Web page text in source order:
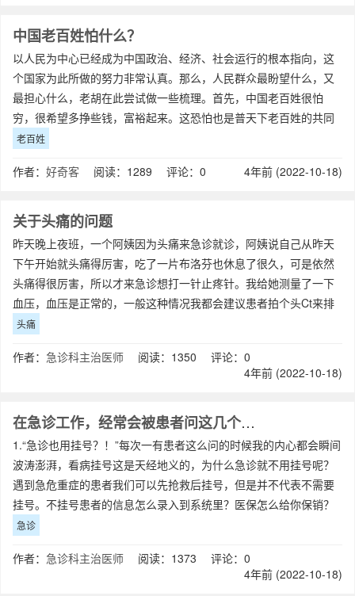
中国老百姓怕什么？
以人民为中心已经成为中国政治、经济、社会运行的根本指向，这
个国家为此所做的努力非常认真。那么，人民群众最盼望什么，又
最担心什么，老胡在此尝试做一些梳理。首先，中国老百姓很怕
穷，很希望多挣些钱，富裕起来。这恐怕也是普天下老百姓的共同
愿望。自改革开放以来，中国最大的成功就是
老百姓
作者： 好奇客 阅读：1289 评论：0 4年前 (2022-10-18)
关于头痛的问题
昨天晚上夜班，一个阿姨因为头痛来急诊就诊，阿姨说自己从昨天
下午开始就头痛得厉害，吃了一片布洛芬也休息了很久，可是依然
头痛得很厉害，所以才来急诊想打一针止疼针。我给她测量了一下
血压，血压是正常的，一般这种情况我都会建议患者拍个头Ct来排
除一下有没有颅内出血或者其它问题，但
头痛
作者： 急诊科主治医师 阅读：1350 评论：0
4年前 (2022-10-18)
在急诊工作，经常会被患者问这几个问题
1.“急诊也用挂号？！”每次一有患者这么问的时候我的内心都会瞬间
波涛澎湃，看病挂号这是天经地义的，为什么急诊就不用挂号呢？
遇到急危重症的患者我们可以先抢救后挂号，但是并不代表不需要
挂号。不挂号患者的信息怎么录入到系统里？医保怎么给你保销？
而且现在的医院都是电脑办公，不挂
急诊
作者： 急诊科主治医师 阅读：1373 评论：0
4年前 (2022-10-18)